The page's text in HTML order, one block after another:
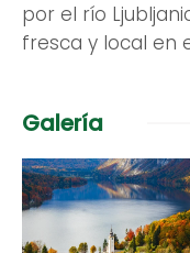
por el río
fresca y local en
Galería